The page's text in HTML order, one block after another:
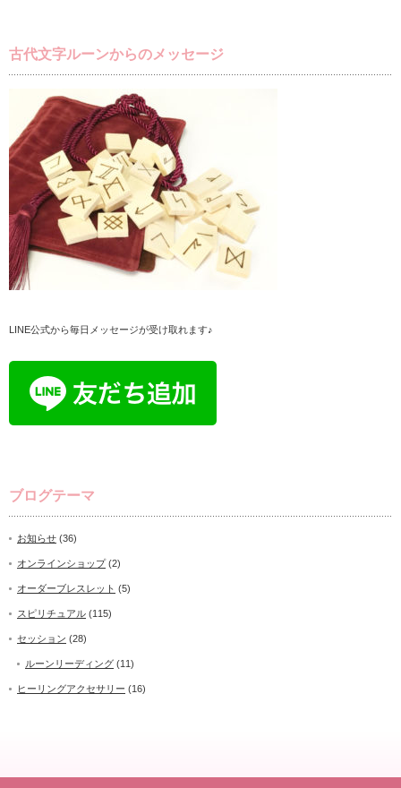
古代文字ルーンからのメッセージ
LINE公式から毎日メッセージが受け取れます♪
ブログテーマ
お知らせ (36)
オンラインショップ(2)
オーダーブレスレット (5)
スピリチュアル (115)
セッション (28)
ルーンリーディング (11)
ヒーリングアクセサリー (16)